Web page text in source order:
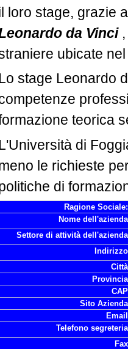
loro stage, grazie
da Vinci
ubicate
stage Leonardo
teorica
di
le richieste
di
Ragione
Nome
Settore di attività
Sito
Telefono